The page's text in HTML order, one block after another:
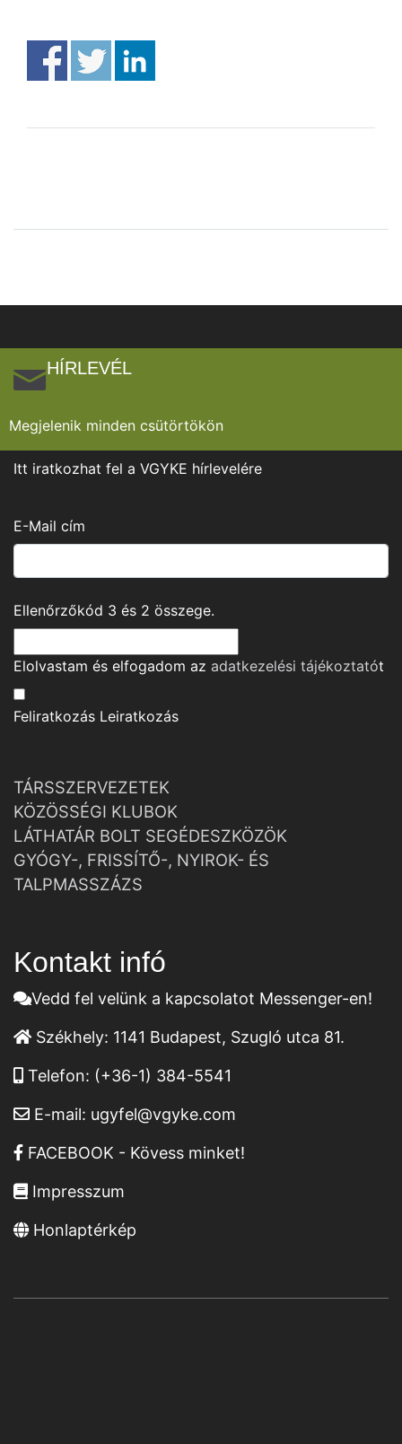
HÍRLEVÉL
Megjelenik minden csütörtökön
Itt iratkozhat fel a VGYKE hírlevelére
E-Mail cím
Ellenőrzőkód 3 és 2 összege.
Elolvastam és elfogadom az adatkezelési tájékoztatót
Feliratkozás Leiratkozás
TÁRSSZERVEZETEK
KÖZÖSSÉGI KLUBOK
LÁTHATÁR BOLT SEGÉDESZKÖZÖK
GYÓGY-, FRISSÍTŐ-, NYIROK- ÉS
TALPMASSZÁZS
Kontakt infó
Vedd fel velünk a kapcsolatot Messenger-en!
Székhely: 1141 Budapest, Szugló utca 81.
Telefon: (+36-1) 384-5541
E-mail: ugyfel@vgyke.com
FACEBOOK - Kövess minket!
Impresszum
Honlaptérkép